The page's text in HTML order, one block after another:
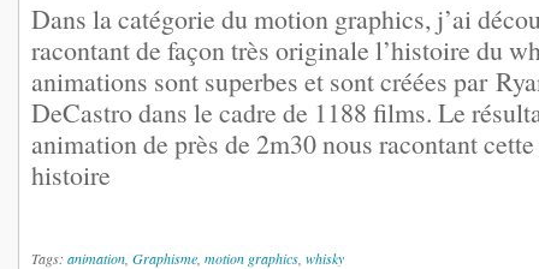
Dans la catégorie du motion graphics, j’ai
racontant de façon très originale l’histoire du
animations sont superbes et sont créées par
DeCastro dans le cadre de 1188 films. Le
animation de près de 2m30 nous racontant
histoire
Tags: animation Graphisme motion graphics whisky